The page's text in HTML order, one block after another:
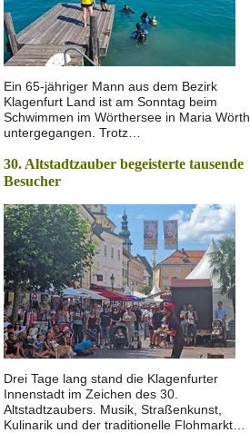
Ein 65-jähriger Mann aus dem Bezirk
Klagenfurt Land ist am Sonntag beim
Schwimmen im Wörthersee in Maria Wörth
untergegangen. Trotz…
30. Altstadtzauber begeisterte tausende
Besucher
Drei Tage lang stand die Klagenfurter
Innenstadt im Zeichen des 30.
Altstadtzaubers. Musik, Straßenkunst,
Kulinarik und der traditionelle Flohmarkt…